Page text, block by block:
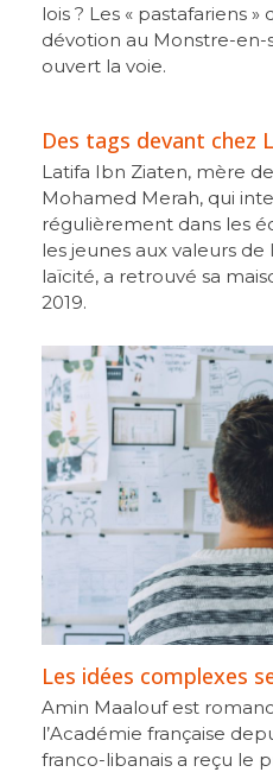
lois ? Les « pastafariens
dévotion au Monstre-
ouvert la voie.
Des tags devant chez
Latifa Ibn Ziaten, mère
Mohamed Merah, qui
régulièrement dans les
les jeunes aux valeurs
laïcité, a retrouvé sa
2019.
Les idées complexes
Amin Maalouf est
l’Académie française
franco-libanais a reçu le